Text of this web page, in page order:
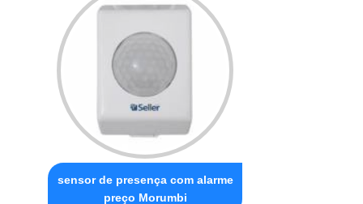
sensor de presença com alarme
preço Morumbi